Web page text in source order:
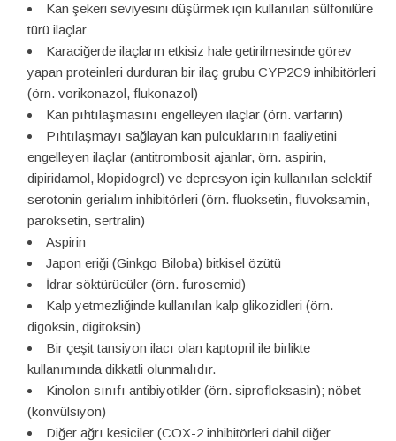
Kan şekeri seviyesini düşürmek için kullanılan sülfonilüre
türü ilaçlar
Karaciğerde ilaçların etkisiz hale getirilmesinde görev
yapan proteinleri durduran bir ilaç grubu CYP2C9 inhibitörleri
(örn. vorikonazol, flukonazol)
Kan pıhtılaşmasını engelleyen ilaçlar (örn. varfarin)
Pıhtılaşmayı sağlayan kan pulcuklarının faaliyetini
engelleyen ilaçlar (antitrombosit ajanlar, örn. aspirin,
dipiridamol, klopidogrel) ve depresyon için kullanılan selektif
serotonin gerialım inhibitörleri (örn. fluoksetin, fluvoksamin,
paroksetin, sertralin)
Aspirin
Japon eriği (Ginkgo Biloba) bitkisel özütü
İdrar söktürücüler (örn. furosemid)
Kalp yetmezliğinde kullanılan kalp glikozidleri (örn.
digoksin, digitoksin)
Bir çeşit tansiyon ilacı olan kaptopril ile birlikte
kullanımında dikkatli olunmalıdır.
Kinolon sınıfı antibiyotikler (örn. siprofloksasin); nöbet
(konvülsiyon)
Diğer ağrı kesiciler (COX-2 inhibitörleri dahil diğer